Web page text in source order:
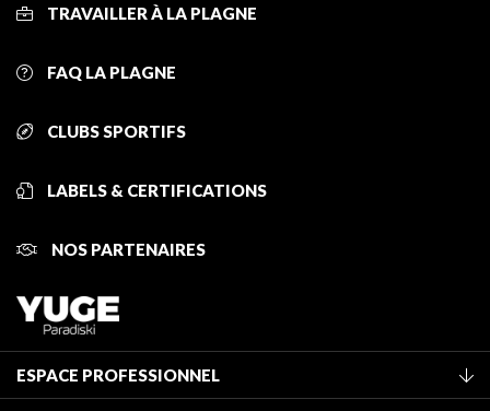
TRAVAILLER À LA PLAGNE
FAQ LA PLAGNE
CLUBS SPORTIFS
LABELS & CERTIFICATIONS
NOS PARTENAIRES
ESPACE PROFESSIONNEL